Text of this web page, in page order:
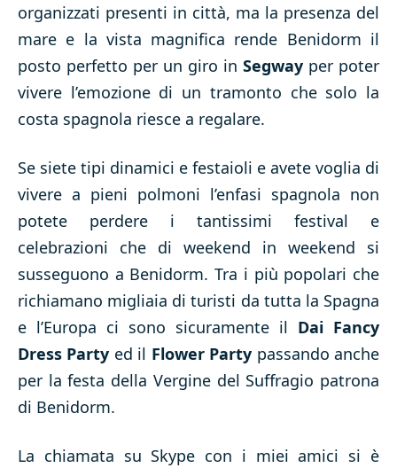
organizzati presenti in città, ma la presenza del
mare e la vista magnifica rende Benidorm il
posto perfetto per un giro in Segway per poter
vivere l’emozione di un tramonto che solo la
costa spagnola riesce a regalare.
Se siete tipi dinamici e festaioli e avete voglia di
vivere a pieni polmoni l’enfasi spagnola non
potete perdere i tantissimi festival e
celebrazioni che di weekend in weekend si
susseguono a Benidorm. Tra i più popolari che
richiamano migliaia di turisti da tutta la Spagna
e l’Europa ci sono sicuramente il Dai Fancy
Dress Party ed il Flower Party passando anche
per la festa della Vergine del Suffragio patrona
di Benidorm.
La chiamata su Skype con i miei amici si è